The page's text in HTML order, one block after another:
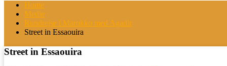
Home
Medie
Rundrejse i Marokko med Agadir
Street in Essaouira
Street in Essaouira